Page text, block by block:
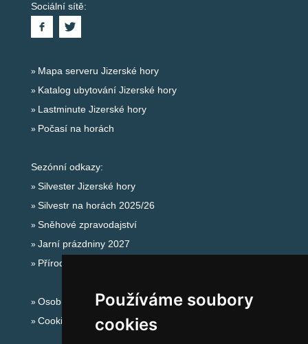
Používáme soubory
cookies
Sociální sítě:
Mapa serveru Jizerské hory
Katalog ubytování Jizerské hory
Lastminute Jizerské hory
Počasí na horách
Sezónní odkazy:
Silvester Jizerské hory
Silvestr na horách 2025/26
Sněhové zpravodajství
Jarní prázdniny 2027
Přírodní koupaliště
Osobní údaje
Cookies